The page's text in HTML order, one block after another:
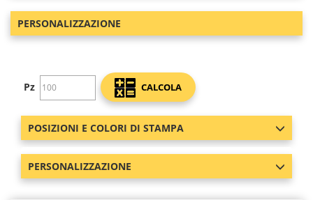
PERSONALIZZAZIONE
Pz CALCOLA
POSIZIONI E COLORI DI STAMPA
PERSONALIZZAZIONE